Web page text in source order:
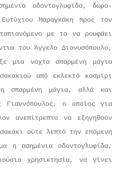
οδοντογλυφίδα, δώρο-
Μαραγκάκη προς τον
με το να ρουφάει
του Άγγελο Διονυσόπουλο,
μια νύχτα σπαρμένη μάγια
από εκλεκτό κασμίρι
σπαρμένη μάγια, αλλά και
Γιαννόπουλος, ο οποίος για
ανεπίτρεπτο να εξηγηθούν
ούτε λεπτό την επόμενη
η ασημένια οδοντογλυφίδα,
χρησικτησία, να γίνει